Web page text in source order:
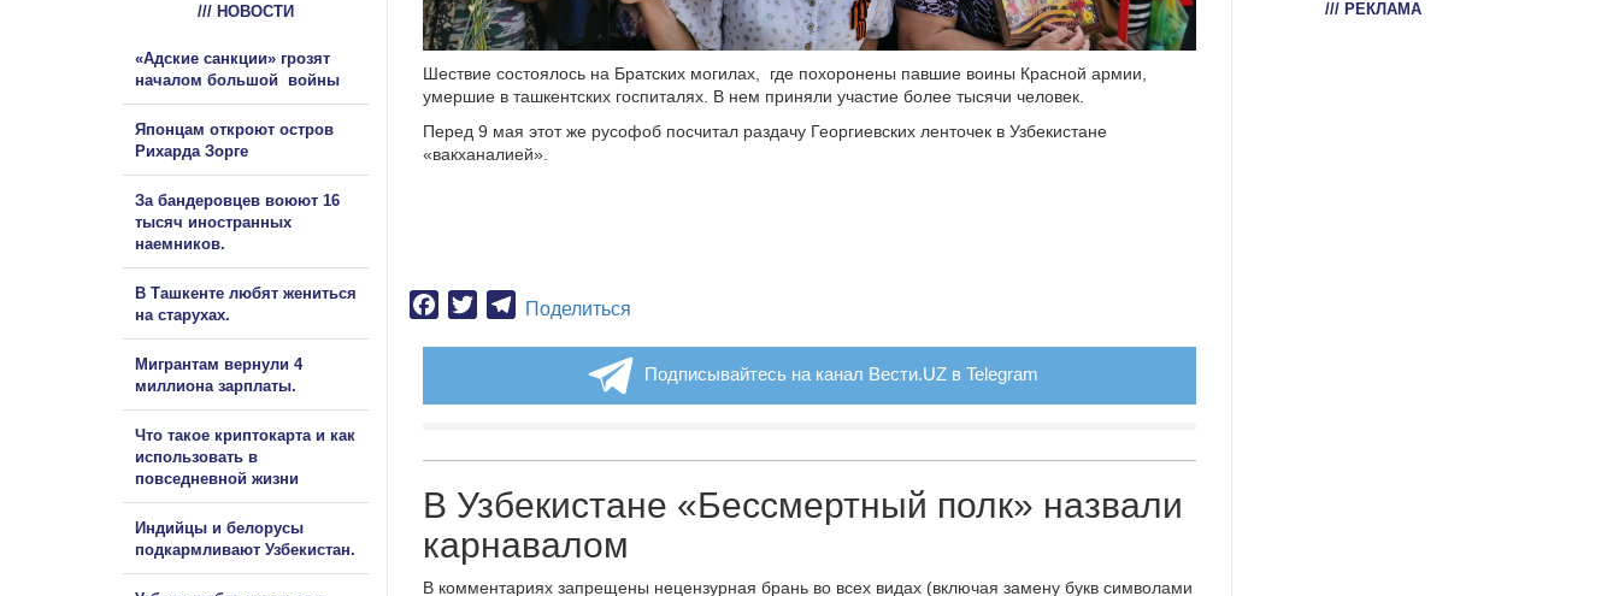
Шествие состоялось на Братских могилах, где похоронены павшие воины Красной армии,
умершие в ташкентских госпиталях. В нем приняли участие более тысячи человек.
Перед 9 мая этот же русофоб посчитал раздачу Георгиевских ленточек в Узбекистане
«вакханалией».
Facebook
TwitterTelegram
Поделиться
Подписывайтесь на канал Вести.UZ в Telegram
В Узбекистане «Бессмертный полк» назвали
карнавалом
В комментариях запрещены нецензурная брань во всех видах (включая замену букв символами
/// НОВОСТИ
«Адские санкции» грозят
началом большой войны
Японцам откроют остров
Рихарда Зорге
За бандеровцев воюют 16
тысяч иностранных
наемников.
В Ташкенте любят жениться
на старухах.
Мигрантам вернули 4
миллиона зарплаты.
Что такое криптокарта и как
использовать в
повседневной жизни
Индийцы и белорусы
подкармливают Узбекистан.
/// РЕКЛАМА